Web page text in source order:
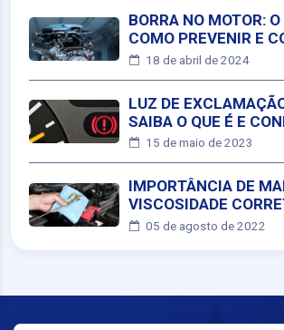
BORRA NO MOTOR: O
COMO PREVENIR E
LIMPAR?
18 de abril de 2024
LUZ DE
SAIBA O QUE É E
OUTROS SINAIS
15 de maio de 2023
IMPORTÂNCIA DE
VISCOSIDADE
MOTORES
05 de agosto de 2022